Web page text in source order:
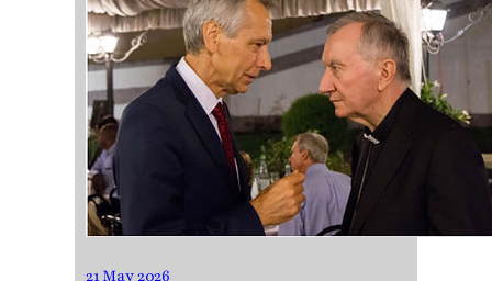
21 May 2026